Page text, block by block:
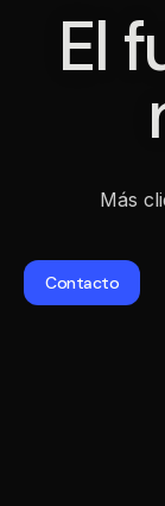
El
Más
Contacto